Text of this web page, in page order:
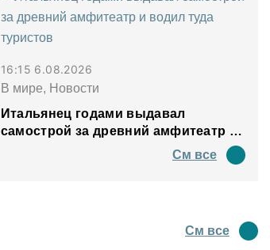
16:15 6.08.2026
В мире, Новости
Итальянец годами выдавал
самострой за древний амфитеатр и
См все
См все